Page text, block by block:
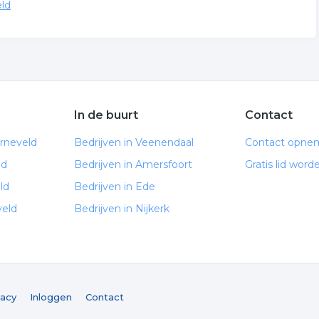
In de buurt
Bedrijven in Veenendaal
Bedrijven in Amersfoort
Bedrijven in Ede
Bedrijven in Nijkerk
Contact
Contact
Gratis lid
Inloggen Contact